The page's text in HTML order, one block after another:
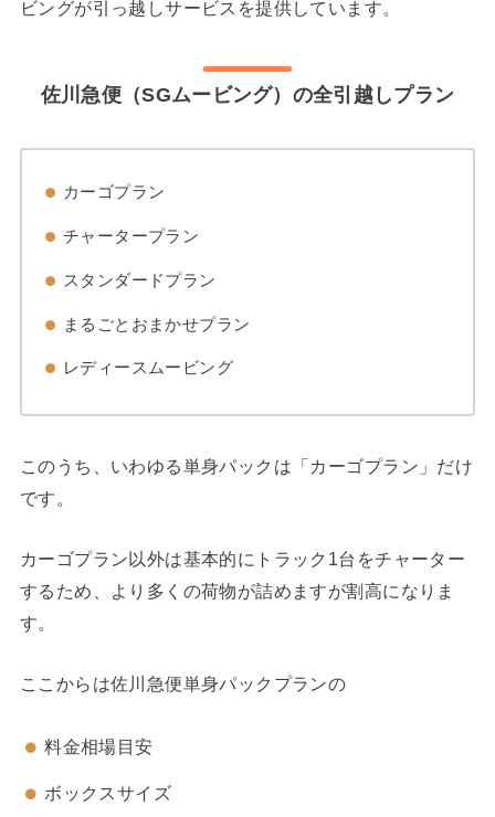
ビングが引っ越しサービスを提供しています。
佐川急便（SGムービング）の全引越しプラン
カーゴプラン
チャータープラン
スタンダードプラン
まるごとおまかせプラン
レディースムービング
このうち、いわゆる単身パックは「カーゴプラン」だけ
です。
カーゴプラン以外は基本的にトラック1台をチャーター
するため、より多くの荷物が詰めますが割高になりま
す。
ここからは佐川急便単身パックプランの
料金相場目安
ボックスサイズ